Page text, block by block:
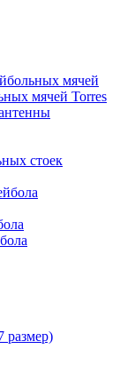
мячей
мячей Torres
стоек
размер)